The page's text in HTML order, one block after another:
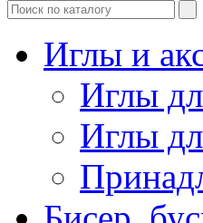
Иглы и
Иглы
Иглы